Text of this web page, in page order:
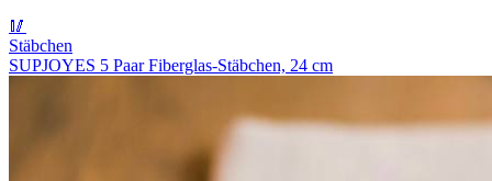
🥢
Stäbchen
SUPJOYES 5 Paar Fiberglas-Stäbchen, 24 cm